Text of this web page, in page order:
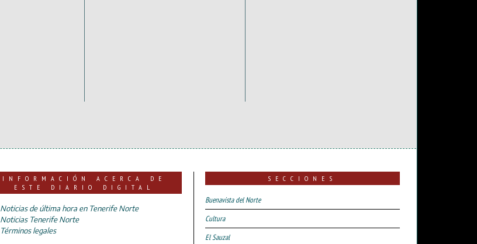
INFORMACIÓN ACERCA DE
ESTE DIARIO DIGITAL
Noticias de última hora en Tenerife Norte
Noticias Tenerife Norte
Términos legales
SECCIONES
Buenavista del Norte
Cultura
El Sauzal